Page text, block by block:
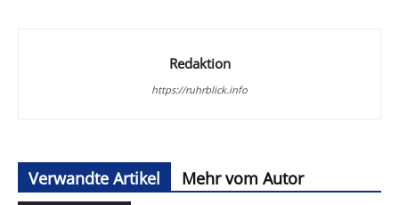
Redaktion
https://ruhrblick.info
Verwandte Artikel Mehr vom Autor